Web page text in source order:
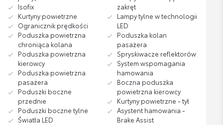
Isofix
Kurtyny powietrzne
Ogranicznik prędkości
Poduszka powietrzna
chroniąca kolana
Poduszka powietrzna
kierowcy
Poduszka powietrzna
pasażera
Poduszki boczne
przednie
Poduszki boczne tylne
Światła LED
zakręt
Lampy tylne w technologii
LED
Poduszka kolan
pasażera
Spryskiwacze reflektorów
System wspomagania
hamowania
Boczna poduszka
powietrzna kierowcy
Kurtyny powietrzne - tył
Asystent hamowania -
Brake Assist